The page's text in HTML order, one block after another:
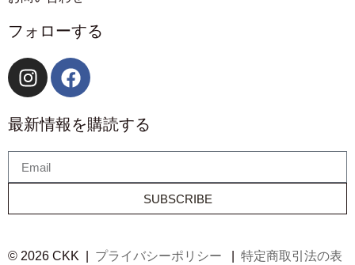
フォローする
最新情報を購読する
SUBSCRIBE
© 2026 CKK | プライバシーポリシー
特定商取引法の表